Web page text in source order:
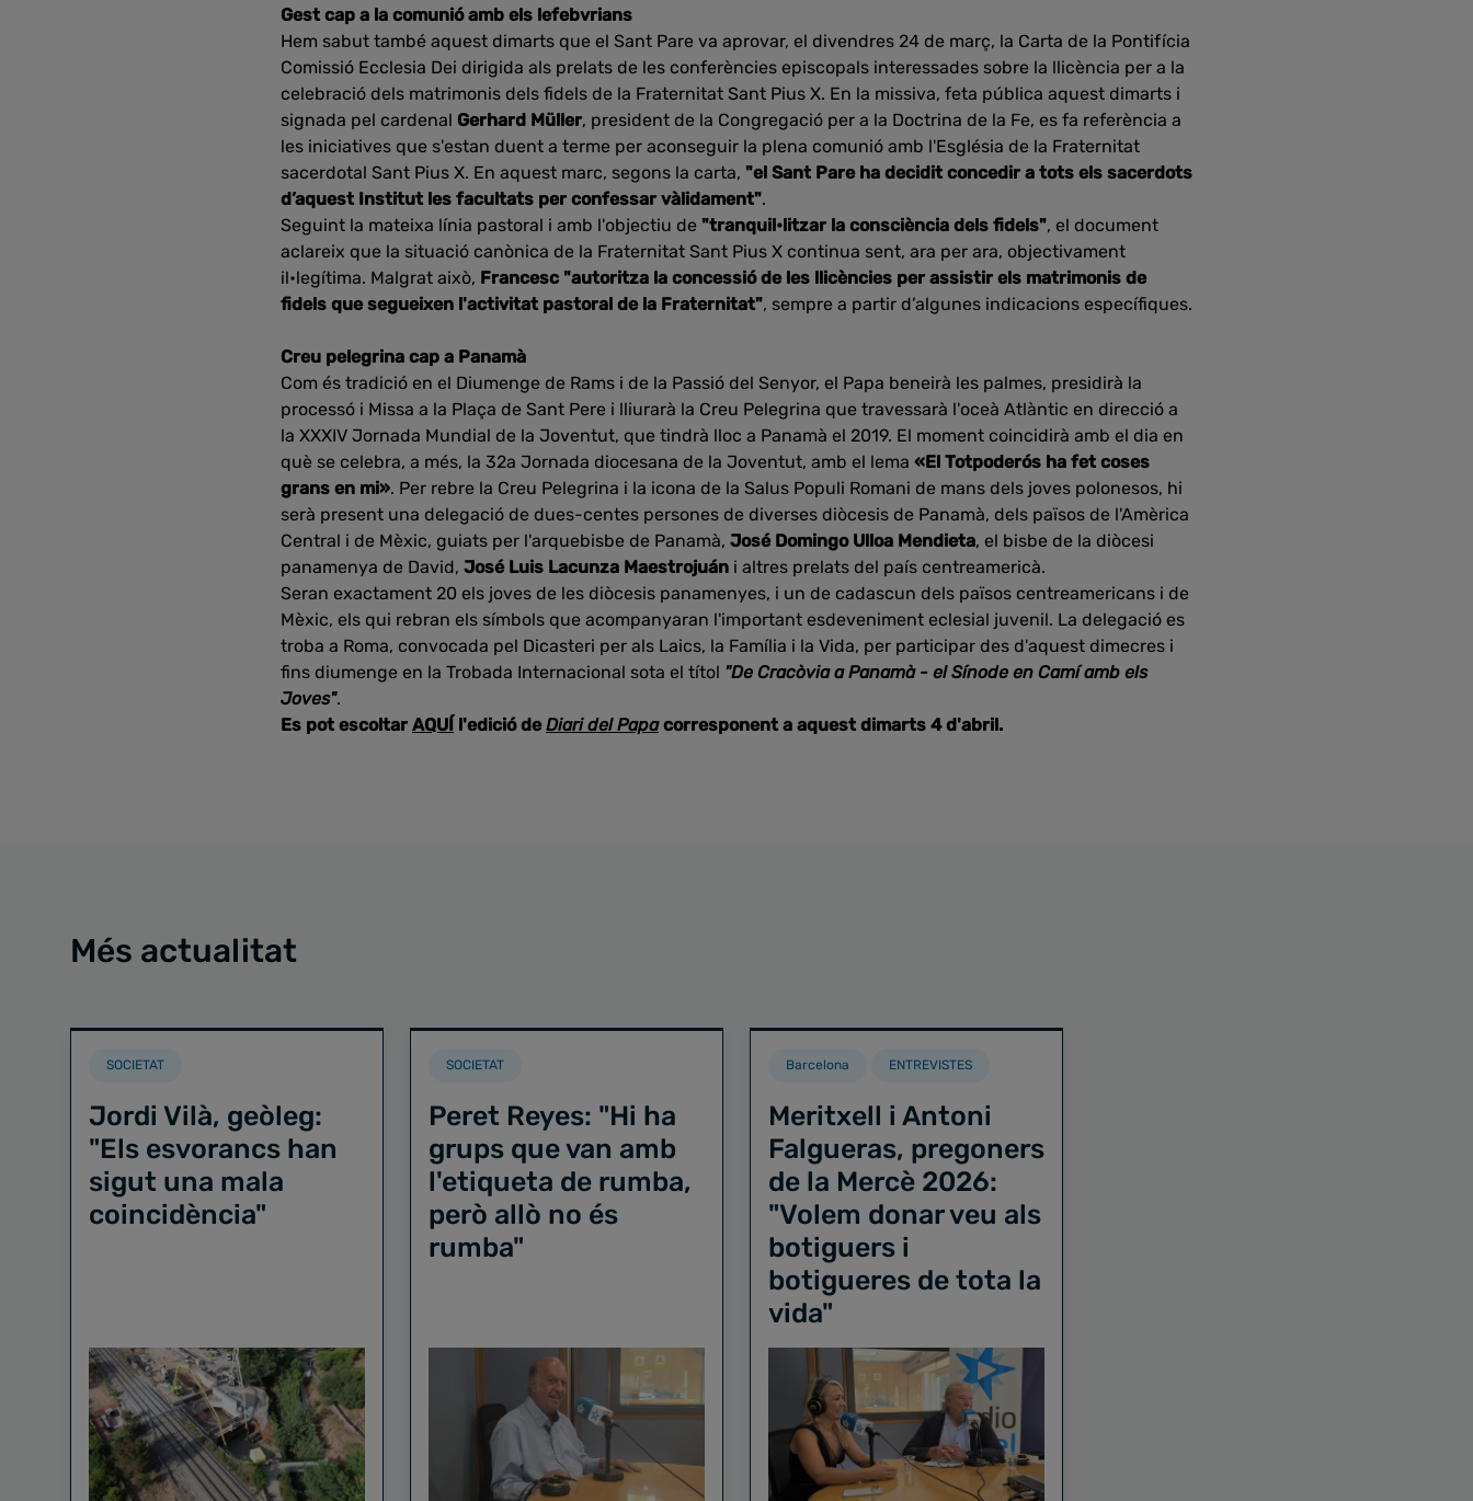
Gest cap a la comunió amb els lefebvrians
Hem sabut també aquest dimarts que el Sant Pare va aprovar, el divendres 24 de març, la Carta de la Pontifícia
Comissió Ecclesia Dei dirigida als prelats de les conferències episcopals interessades sobre la llicència per a la
celebració dels matrimonis dels fidels de la Fraternitat Sant Pius X. En la missiva, feta pública aquest dimarts i
signada pel cardenal Gerhard Müller, president de la Congregació per a la Doctrina de la Fe, es fa referència a
les iniciatives que s'estan duent a terme per aconseguir la plena comunió amb l'Església de la Fraternitat
sacerdotal Sant Pius X. En aquest marc, segons la carta, "el Sant Pare ha decidit concedir a tots els sacerdots
d’aquest Institut les facultats per confessar vàlidament".
Seguint la mateixa línia pastoral i amb l'objectiu de "tranquil•litzar la consciència dels fidels", el document
aclareix que la situació canònica de la Fraternitat Sant Pius X continua sent, ara per ara, objectivament
il•legítima. Malgrat això, Francesc "autoritza la concessió de les llicències per assistir els matrimonis de
fidels que segueixen l'activitat pastoral de la Fraternitat", sempre a partir d’algunes indicacions específiques.
Creu pelegrina cap a Panamà
Com és tradició en el Diumenge de Rams i de la Passió del Senyor, el Papa beneirà les palmes, presidirà la
processó i Missa a la Plaça de Sant Pere i lliurarà la Creu Pelegrina que travessarà l'oceà Atlàntic en direcció a
la XXXIV Jornada Mundial de la Joventut, que tindrà lloc a Panamà el 2019. El moment coincidirà amb el dia en
què se celebra, a més, la 32a Jornada diocesana de la Joventut, amb el lema «El Totpoderós ha fet coses
grans en mi». Per rebre la Creu Pelegrina i la icona de la Salus Populi Romani de mans dels joves polonesos, hi
serà present una delegació de dues-centes persones de diverses diòcesis de Panamà, dels països de l'Amèrica
Central i de Mèxic, guiats per l'arquebisbe de Panamà, José Domingo Ulloa Mendieta, el bisbe de la diòcesi
panamenya de David, José Luis Lacunza Maestrojuán i altres prelats del país centreamericà.
Seran exactament 20 els joves de les diòcesis panamenyes, i un de cadascun dels països centreamericans i de
Mèxic, els qui rebran els símbols que acompanyaran l'important esdeveniment eclesial juvenil. La delegació es
troba a Roma, convocada pel Dicasteri per als Laics, la Família i la Vida, per participar des d'aquest dimecres i
fins diumenge en la Trobada Internacional sota el títol "De Cracòvia a Panamà - el Sínode en Camí amb els
Joves".
Es pot escoltar AQUÍ l'edició deDiari del Papacorresponent a aquest dimarts 4 d'abril.
Més actualitat
SOCIETAT
Jordi Vilà, geòleg:
"Els esvorancs han
sigut una mala
coincidència"
SOCIETAT
Peret Reyes: "Hi ha
grups que van amb
l'etiqueta de rumba,
però allò no és
rumba"
Barcelona ENTREVISTES
Meritxell i Antoni
Falgueras, pregoners
de la Mercè 2026:
"Volem donar veu als
botiguers i
botigueres de tota la
vida"